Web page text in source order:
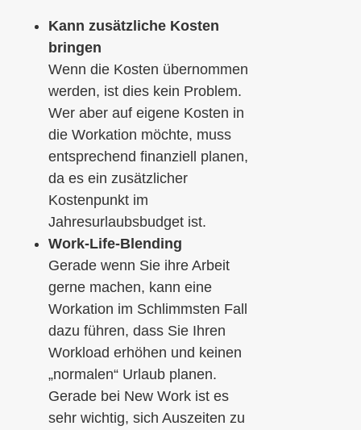
Kann zusätzliche Kosten
bringen
Wenn die Kosten übernommen
werden, ist dies kein Problem.
Wer aber auf eigene Kosten in
die Workation möchte, muss
entsprechend finanziell planen,
da es ein zusätzlicher
Kostenpunkt im
Jahresurlaubsbudget ist.
Work-Life-Blending
Gerade wenn Sie ihre Arbeit
gerne machen, kann eine
Workation im Schlimmsten Fall
dazu führen, dass Sie Ihren
Workload erhöhen und keinen
„normalen“ Urlaub planen.
Gerade bei New Work ist es
sehr wichtig, sich Auszeiten zu